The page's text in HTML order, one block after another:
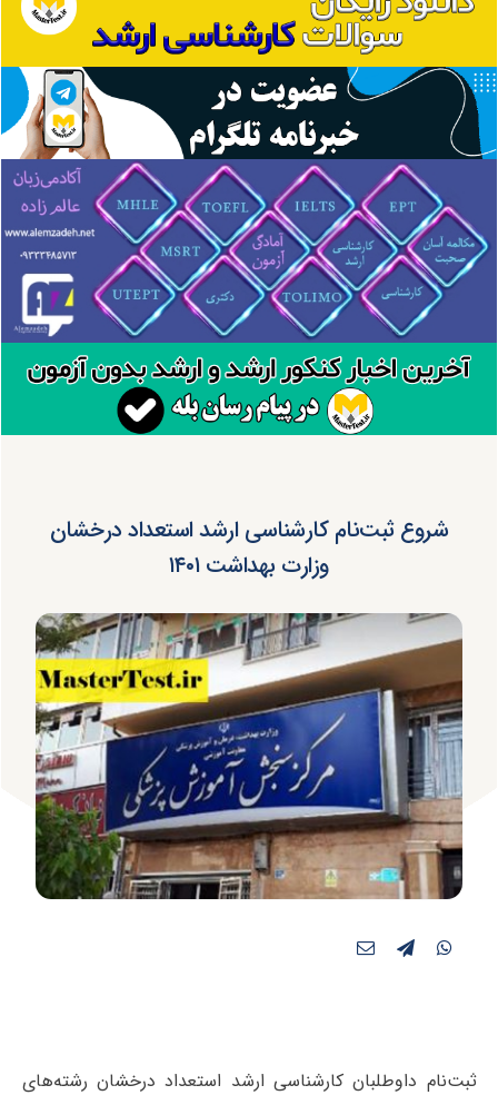
شروع ثبت‌نام کارشناسی ارشد استعداد درخشان
وزارت بهداشت ۱۴۰۱
ثبت‌نام داوطلبان کارشناسی ارشد استعداد درخشان رشته‌های